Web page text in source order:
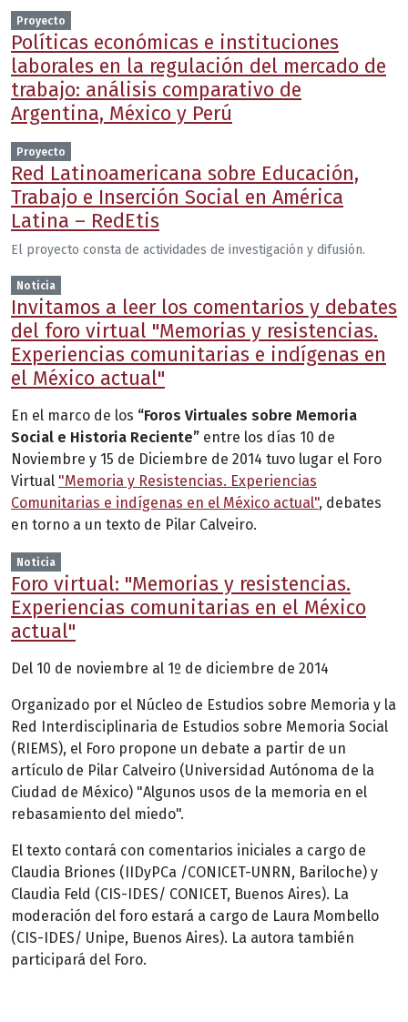
Proyecto
Políticas económicas e instituciones
laborales en la regulación del mercado de
trabajo: análisis comparativo de
Argentina, México y Perú
Proyecto
Red Latinoamericana sobre Educación,
Trabajo e Inserción Social en América
Latina – RedEtis
El proyecto consta de actividades de investigación y difusión.
Noticia
Invitamos a leer los comentarios y debates
del foro virtual "Memorias y resistencias.
Experiencias comunitarias e indígenas en
el México actual"
En el marco de los “Foros Virtuales sobre Memoria
Social e Historia Reciente” entre los días 10 de
Noviembre y 15 de Diciembre de 2014 tuvo lugar el Foro
Virtual "Memoria y Resistencias. Experiencias
Comunitarias e indígenas en el México actual", debates
en torno a un texto de Pilar Calveiro.
Noticia
Foro virtual: "Memorias y resistencias.
Experiencias comunitarias en el México
actual"
Del 10 de noviembre al 1º de diciembre de 2014
Organizado por el Núcleo de Estudios sobre Memoria y la
Red Interdisciplinaria de Estudios sobre Memoria Social
(RIEMS), el Foro propone un debate a partir de un
artículo de Pilar Calveiro (Universidad Autónoma de la
Ciudad de México) "Algunos usos de la memoria en el
rebasamiento del miedo".
El texto contará con comentarios iniciales a cargo de
Claudia Briones (IIDyPCa /CONICET-UNRN, Bariloche) y
Claudia Feld (CIS-IDES/ CONICET, Buenos Aires). La
moderación del foro estará a cargo de Laura Mombello
(CIS-IDES/ Unipe, Buenos Aires). La autora también
participará del Foro.